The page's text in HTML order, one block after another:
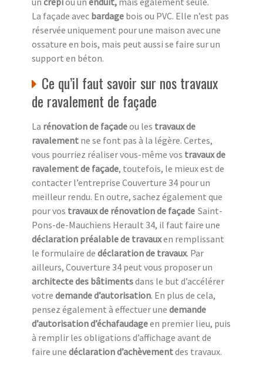
La façade avec bardage bois ou PVC. Elle n’est pas
réservée uniquement pour une maison avec une
ossature en bois, mais peut aussi se faire sur un
support en béton.
Ce qu’il faut savoir sur nos travaux
de ravalement de façade
La rénovation de façadeou les travaux de
ravalement ne se font pas à la légère. Certes,
vous pourriez réaliser vous-même vos travaux de
ravalement de façade, toutefois, le mieux est de
contacter l’entreprise Couverture 34 pour un
meilleur rendu. En outre, sachez également que
pour vos travaux de rénovation de façade Saint-
Pons-de-Mauchiens Herault 34, il faut faire une
déclaration préalable de travauxen remplissant
le formulaire de déclaration de travaux. Par
ailleurs, Couverture 34 peut vous proposer un
architecte des bâtimentsdans le but d’accélérer
votre demande d’autorisation. En plus de cela,
pensez également à effectuer une demande
d’autorisation d’échafaudageen premier lieu, puis
à remplir les obligations d’affichage avant de
faire une déclaration d’achèvementdes travaux.